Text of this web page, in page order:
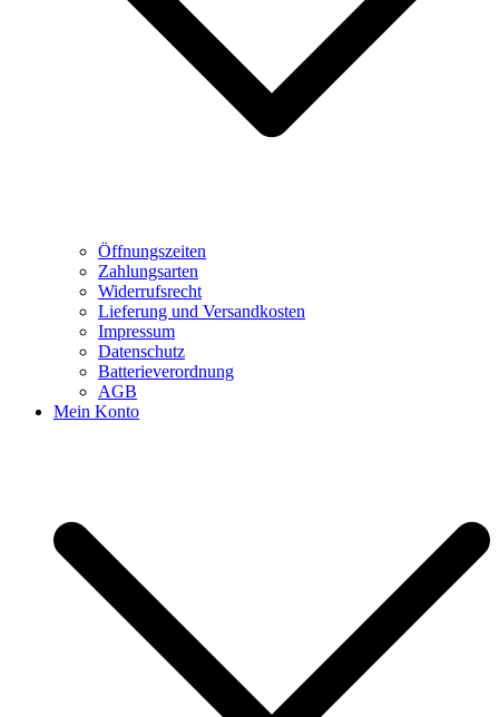
Öffnungszeiten
Zahlungsarten
Widerrufsrecht
Lieferung und Versandkosten
Impressum
Datenschutz
Batterieverordnung
AGB
Mein Konto